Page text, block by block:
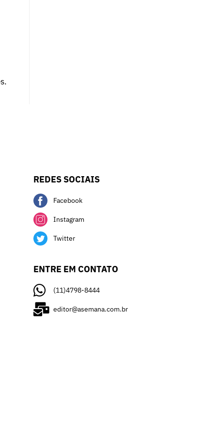
REDES SOCIAIS
Facebook
Instagram
Twitter
ENTRE EM CONTATO
(11)4798-8444
editor@asemana.com.br